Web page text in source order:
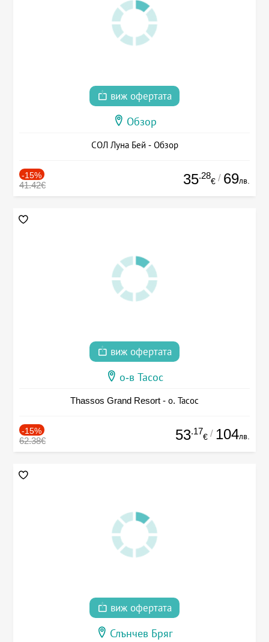
виж офертата
Обзор
СОЛ Луна Бей - Обзор
-15%
41.42€ 35.28
€ / 69лв.
виж офертата
о-в Тасос
Thassos Grand Resort - о. Тасос
-15%
62.38€ 53.17
€ / 104лв.
виж офертата
Слънчев Бряг